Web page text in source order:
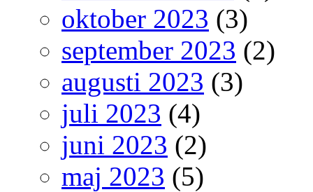
oktober 2023 (3)
september 2023 (2)
augusti 2023 (3)
juli 2023 (4)
juni 2023 (2)
maj 2023 (5)